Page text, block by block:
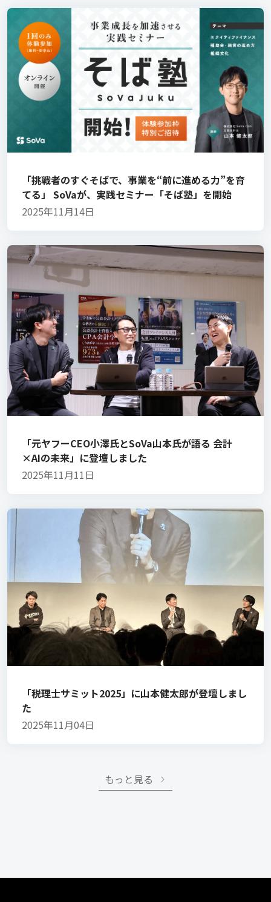
「挑戦者のすぐそばで、事業を“前に進める力”を育
てる」 SoVaが、実践セミナー「そば塾」を開始
2025年11月14日
「元ヤフーCEO小澤氏とSoVa山本氏が語る 会計
×AIの未来」に登壇しました
2025年11月11日
「税理士サミット2025」に山本健太郎が登壇しまし
た
2025年11月04日
もっと見る